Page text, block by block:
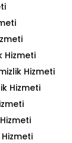
Hizmeti
Hizmeti
Hizmeti
Hizmeti